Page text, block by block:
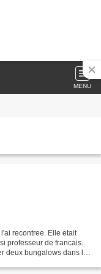
MENU
recontree. Elle etait
professeur de francais.
deux bungalows dans le